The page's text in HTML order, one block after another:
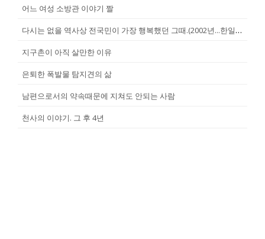
어느 여성 소방관 이야기 짤
다시는 없을 역사상 전국민이 가장 행복했던 그때.(2002년...한일월드...
지구촌이 아직 살만한 이유
은퇴한 폭발물 탐지견의 삶
남편으로서의 약속때문에 지쳐도 안되는 사람
천사의 이야기. 그 후 4년